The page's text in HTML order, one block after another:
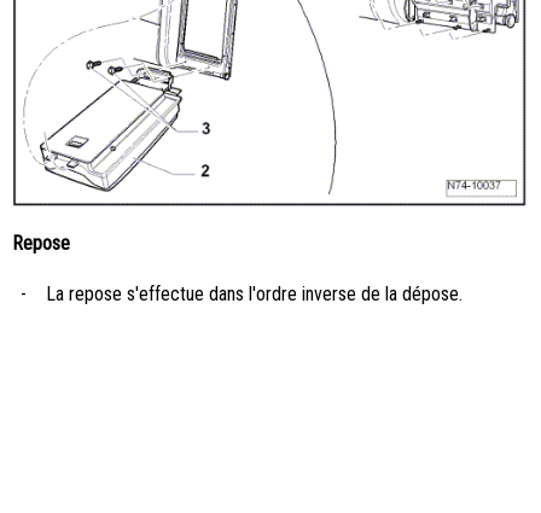
Repose
- La repose s'effectue dans l'ordre inverse de la dépose.